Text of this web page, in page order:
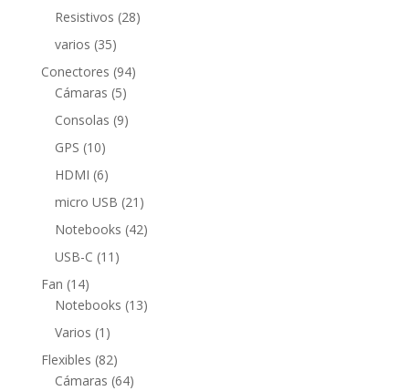
producto
Resistivos 2828
varios 3535
productos
Conectores 9494
Cámaras 55
productos
Consolas 99
GPS 1010
productos
HDMI 66
productos
micro USB 21 21
productos
Notebooks 4242
USB-C 11 11
Fan 1414
productos
Notebooks 1313
Varios 1 1
producto
Flexibles 8282
productos
Cámaras 6464